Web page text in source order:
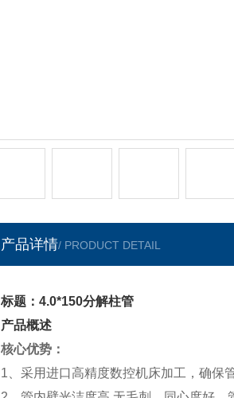
产品详情/ PRODUCT DETAIL
标题：4.0*150分解柱管
产品概述
核心优势：
1、采用进口高精度数控机床加工，确保